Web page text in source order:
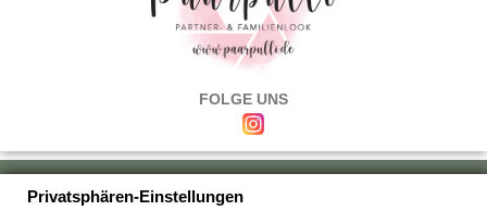
FOLGE UNS
Über uns|Versand & Zahlung|Umtausch & Rückgabe
Privatsphären-Einstellungen